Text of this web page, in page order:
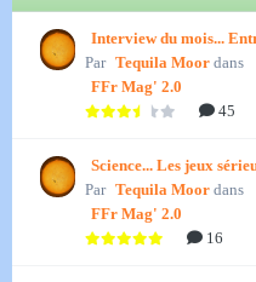
Interview du mois...
Par Tequila Moor dans
FFr Mag' 2.0
45
Science... Les jeux
Par Tequila Moor dans
FFr Mag' 2.0
16